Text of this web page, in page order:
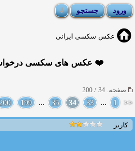
عکس سکسی ایرانی
❤️ عکس های سکسی
صفحه: 34 / 200
<<
1
...
33
34
35
...
199
کاربر